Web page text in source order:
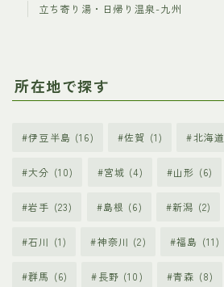
立ち寄り湯・日帰り温泉-九州
所在地で探す
伊豆半島 (16) 佐賀 (1) 北海道
大分 (10) 宮城 (4) 山形 (6)
岩手 (23) 島根 (6) 新潟 (2)
石川 (1) 神奈川 (2) 福島 (11)
群馬 (6) 長野 (10) 青森 (8)